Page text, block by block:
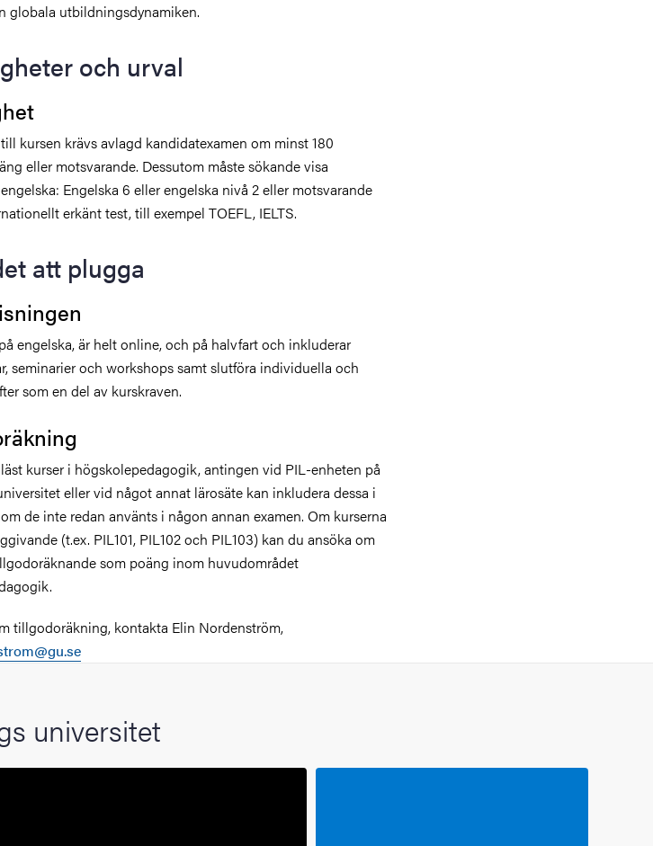
globala utbildningsdynamiken.
och urval
kursen krävs avlagd kandidatexamen om minst 180
eller motsvarande. Dessutom måste sökande visa
Engelska 6 eller engelska nivå 2 eller motsvarande
erkänt test, till exempel TOEFL, IELTS.
att plugga
engelska, är helt online, och på halvfart och inkluderar
seminarier och workshops samt slutföra individuella och
som en del av kurskraven.
kurser i högskolepedagogik, antingen vid PIL-enheten på
eller vid något annat lärosäte kan inkludera dessa i
de inte redan använts i någon annan examen. Om kurserna
(t.ex. PIL101, PIL102 och PIL103) kan du ansöka om
som poäng inom huvudområdet
tillgodoräkning, kontakta Elin Nordenström,
universitet